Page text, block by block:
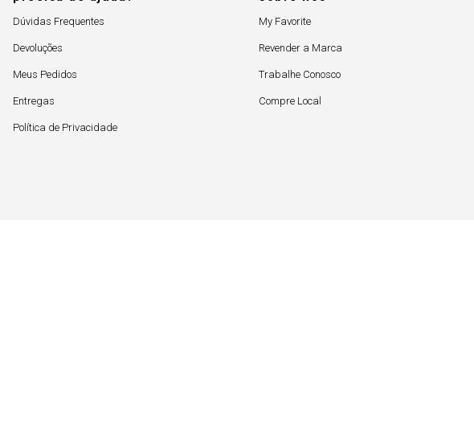
Dúvidas Frequentes
Devoluções
Meus Pedidos
Entregas
Política de Privacidade
My Favorite
Revender a Marca
Trabalhe Conosco
Compre Local